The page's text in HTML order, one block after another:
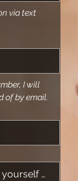
via text
I will
of by email.